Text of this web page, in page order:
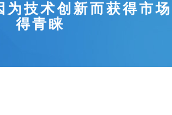
为技术创新而获得市场
得青睐